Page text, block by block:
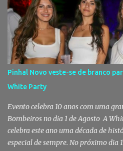
Setúbal. Droga, arma branca e
jovem de 16 anos foi detido na
suspeitas da prática do crime de
localidade de Pinhal Novo. A
Territorial de Setúbal da GNR,
Pinhal Novo, no âmbito de uma
especialmente direcionada para o
de droga. Segundo a GNR, "os
vários indivíduos" durante a ação
Pinhal Novo veste-se de branco
White Party
Evento celebra 10 anos com uma
Bombeiros no dia 1 de Agosto A
celebra este ano uma década de
especial de sempre. No próximo dia